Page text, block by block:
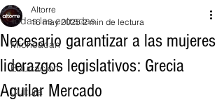
Todas las entradas
Michoacán
Educación
Cultura
Necesario garantizar a las mujeres
liderazgos legislativos: Grecia
Aguilar Mercado
Altorre
16 may 2025 2 min de lectura